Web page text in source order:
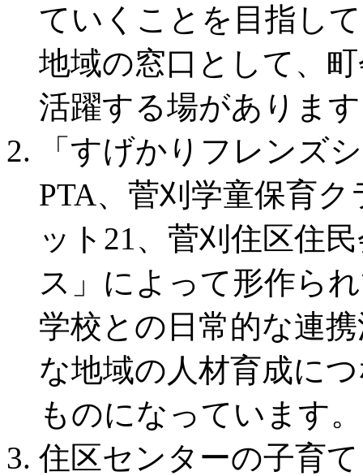
ていくことを目指し
地域の窓口として、
活躍する場がありま
「すげかりフレンズ
PTA、菅刈学童保育
ット21、菅刈住区住
ス」によって形作ら
学校との日常的な連
な地域の人材育成に
ものになっています。
住区センターの子育